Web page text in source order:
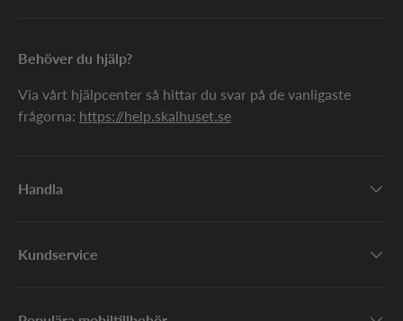
Behöver du hjälp?
Via vårt hjälpcenter så hittar du svar på de vanligaste
frågorna: https://help.skalhuset.se
Handla
Kundservice